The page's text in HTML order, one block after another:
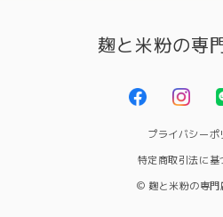
麹と米粉の専
プライバシーポ
特定商取引法に基
© 麹と米粉の専